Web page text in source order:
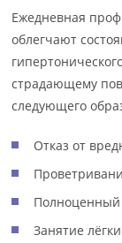
Ежедневная
облегчают
страдающему
следующего
Отказ от
Полноценный
Занятие